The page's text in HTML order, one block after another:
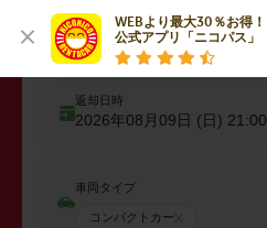
WEBより最大30％お得！
公式アプリ「ニコパス」
出発日時
2026年08月08日 (土)
返却日時
2026年08月09日 (日) 21:00
車両タイプ
コンパクトカー